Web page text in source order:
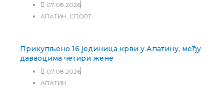
07.08.2026
АПАТИН СПОРТ
Прикупљено 16 јединица крви у Апатину, међу
даваоцима четири жене
07.08.2026
АПАТИН